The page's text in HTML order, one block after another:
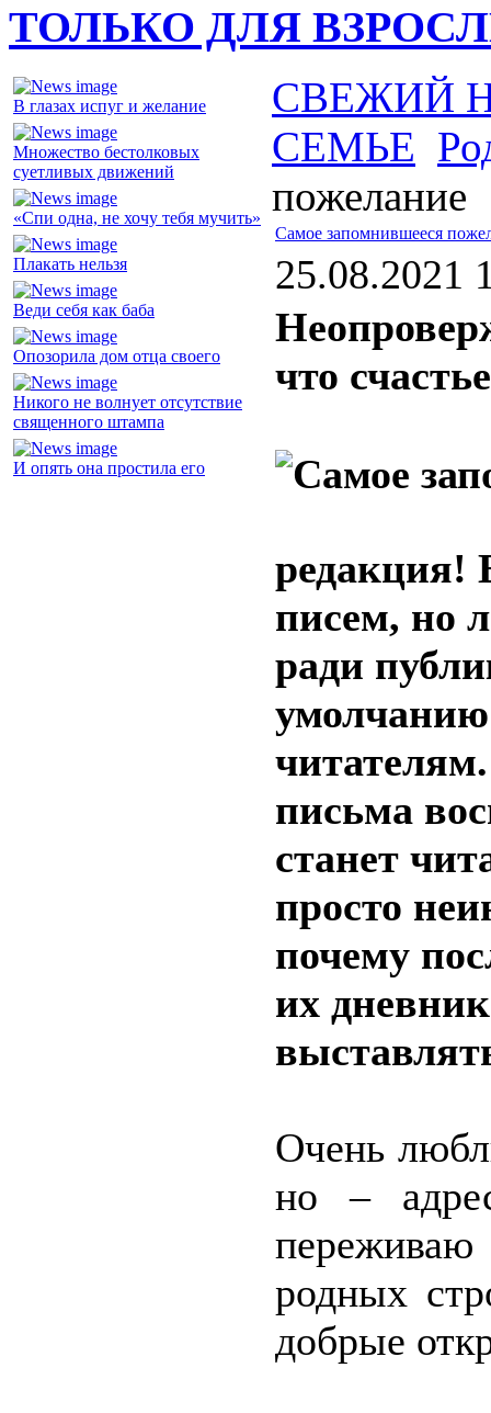
ТОЛЬКО ДЛЯ
В глазах испуг и желание
Множество бестолковых
суетливых движений
«Спи одна, не хочу тебя мучить»
Плакать нельзя
Веди себя как баба
Опозорила дом отца своего
Никого не волнует отсутствие
священного штампа
И опять она простила его
СВЕЖИЙ
СЕМЬЕ
пожелание
Самое запомнившееся
25.08.2021
что
редакция!
писем, но
ради
письма
станет
просто
почему
их
Очень
но –
родных
добрые